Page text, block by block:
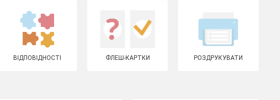
ВІДПОВІДНОСТІ ФЛЕШ-КАРТКИ РОЗДРУКУВАТИ